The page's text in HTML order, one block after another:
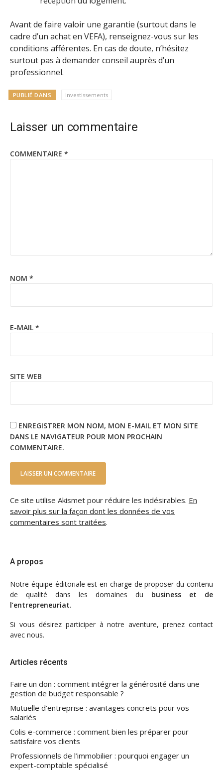
Avant de faire valoir une garantie (surtout dans le
cadre d’un achat en VEFA), renseignez-vous sur les
conditions afférentes. En cas de doute, n’hésitez
surtout pas à demander conseil auprès d’un
professionnel.
PUBLIÉ DANS Investissements
Laisser un commentaire
COMMENTAIRE *
NOM *
E-MAIL *
SITE WEB
ENREGISTRER MON NOM, MON E-MAIL ET MON SITE
DANS LE NAVIGATEUR POUR MON PROCHAIN
COMMENTAIRE.
Ce site utilise Akismet pour réduire les indésirables. En
savoir plus sur la façon dont les données de vos
commentaires sont traitées.
A propos
Notre équipe éditoriale est en charge de proposer du contenu
de qualité dans les domaines du business et de
l’entrepreneuriat.
Si vous désirez participer à notre aventure, prenez contact
avec nous.
Articles récents
Faire un don : comment intégrer la générosité dans une
gestion de budget responsable ?
Mutuelle d’entreprise : avantages concrets pour vos
salariés
Colis e-commerce : comment bien les préparer pour
satisfaire vos clients
Professionnels de l’immobilier : pourquoi engager un
expert-comptable spécialisé